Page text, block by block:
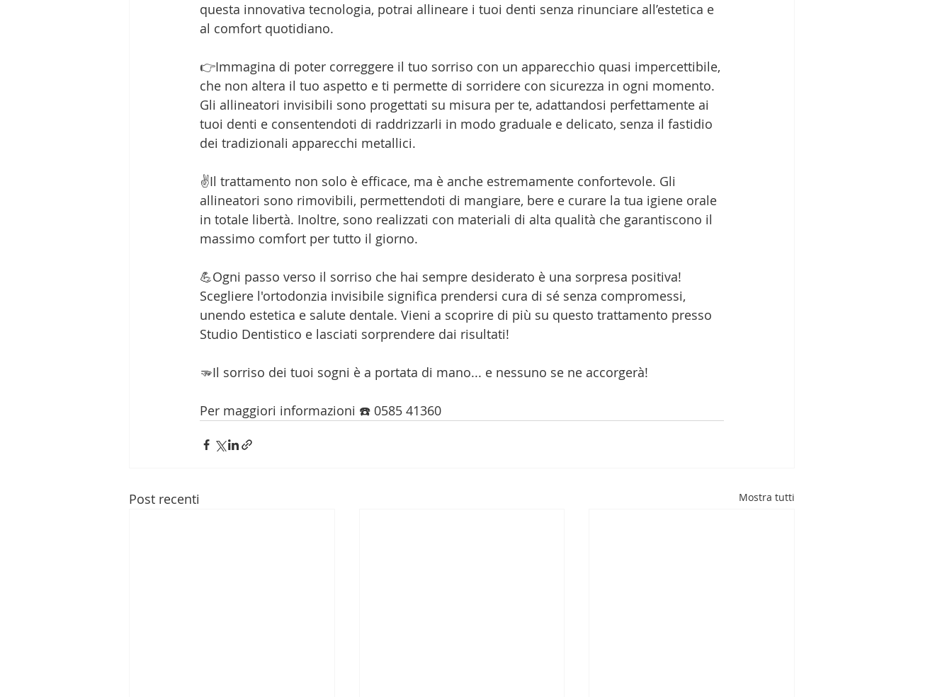
questa innovativa tecnologia, potrai allineare i tuoi denti senza rinunciare all’estetica e
al comfort quotidiano.
👉Immagina di poter correggere il tuo sorriso con un apparecchio quasi impercettibile,
che non altera il tuo aspetto e ti permette di sorridere con sicurezza in ogni momento.
Gli allineatori invisibili sono progettati su misura per te, adattandosi perfettamente ai
tuoi denti e consentendoti di raddrizzarli in modo graduale e delicato, senza il fastidio
dei tradizionali apparecchi metallici.
✌️Il trattamento non solo è efficace, ma è anche estremamente confortevole. Gli
allineatori sono rimovibili, permettendoti di mangiare, bere e curare la tua igiene orale
in totale libertà. Inoltre, sono realizzati con materiali di alta qualità che garantiscono il
massimo comfort per tutto il giorno.
💪Ogni passo verso il sorriso che hai sempre desiderato è una sorpresa positiva!
Scegliere l'ortodonzia invisibile significa prendersi cura di sé senza compromessi,
unendo estetica e salute dentale. Vieni a scoprire di più su questo trattamento presso
Studio Dentistico e lasciati sorprendere dai risultati!
🫳Il sorriso dei tuoi sogni è a portata di mano... e nessuno se ne accorgerà!
Per maggiori informazioni ☎️ 0585 41360
Post recenti Mostra tutti